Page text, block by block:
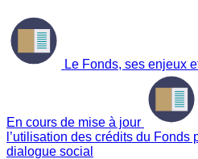
Le Fonds, ses enjeux
En cours de mise à jour
l’utilisation des crédits du Fonds
dialogue social